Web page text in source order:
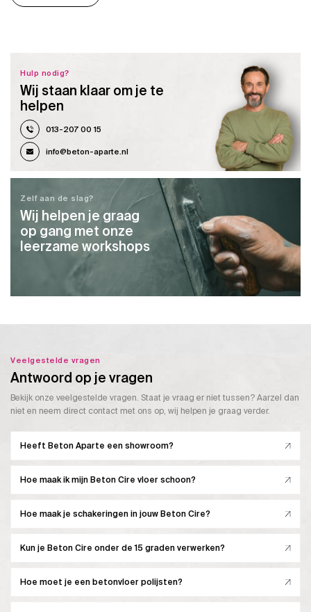
Hulp nodig?
Wij staan klaar om je te
helpen
013-207 00 15
info@beton-aparte.nl
Zelf aan de slag?
Wij helpen je graag
op gang met onze
leerzame workshops
Veelgestelde vragen
Antwoord op je vragen
Bekijk onze veelgestelde vragen. Staat je vraag er niet tussen? Aarzel dan
niet en neem direct contact met ons op, wij helpen je graag verder.
Heeft Beton Aparte een showroom?
Hoe maak ik mijn Beton Cire vloer schoon?
Hoe maak je schakeringen in jouw Beton Cire?
Kun je Beton Cire onder de 15 graden verwerken?
Hoe moet je een betonvloer polijsten?